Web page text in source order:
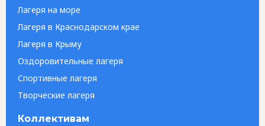
Лагеря на море
Лагеря в Краснодарском крае
Лагеря в Крыму
Оздоровительные лагеря
Спортивные лагеря
Творческие лагеря
Коллективам